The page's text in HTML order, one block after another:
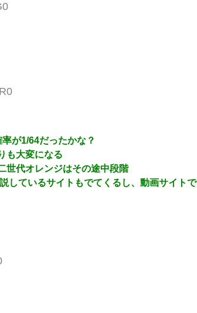
が1/64だったかな？
も大変になる
世代オレンジはその途中段階
ているサイトもでてくるし、動画サイトで